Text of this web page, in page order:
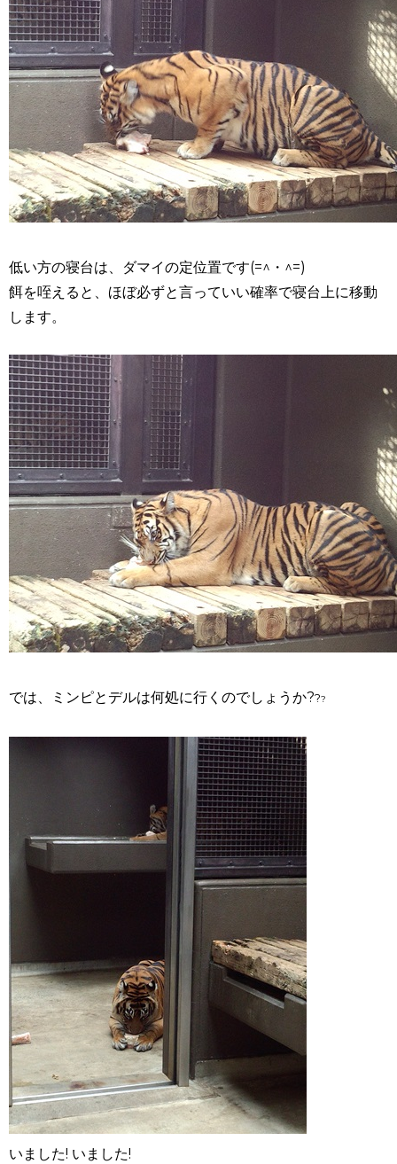
低い方の寝台は、ダマイの定位置です(=^・^=)
餌を咥えると、ほぼ必ずと言っていい確率で寝台上に移動
します。
では、ミンピとデルは何処に行くのでしょうか???
いました! いました!